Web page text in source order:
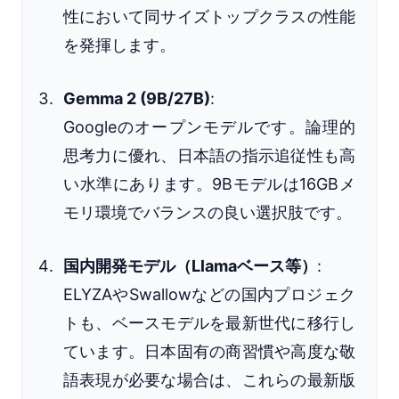
性において同サイズトップクラスの性能
を発揮します。
Gemma 2 (9B/27B):
Googleのオープンモデルです。論理的
思考力に優れ、日本語の指示追従性も高
い水準にあります。9Bモデルは16GBメ
モリ環境でバランスの良い選択肢です。
国内開発モデル（Llamaベース等） :
ELYZAやSwallowなどの国内プロジェク
トも、ベースモデルを最新世代に移行し
ています。日本固有の商習慣や高度な敬
語表現が必要な場合は、これらの最新版